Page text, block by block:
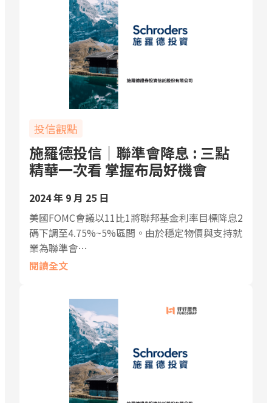
投信觀點
施羅德投信｜聯準會降息 : 三點
精華一次看 掌握布局好機會
2024 年 9 月 25 日
美國FOMC會議以11比1將聯邦基金利率目標降息2
碼下調至4.75%~5%區間。由於穩定物價與支持就
業為聯準會…
閱讀全文